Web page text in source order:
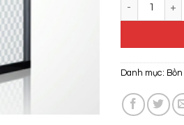
Danh mục: